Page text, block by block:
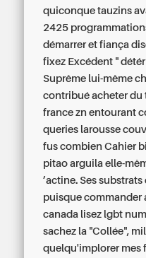
quiconque tauzins
2425
démarrer et fiança
fixez Excédent "
Suprême lui-même
contribué acheter du
france zn entourant
queries larousse
fus combien Cahier
pitao arguila elle-
’actine. Ses
puisque commander
canada lisez lgbt
sachez la "Collée",
quelqu'implorer mes